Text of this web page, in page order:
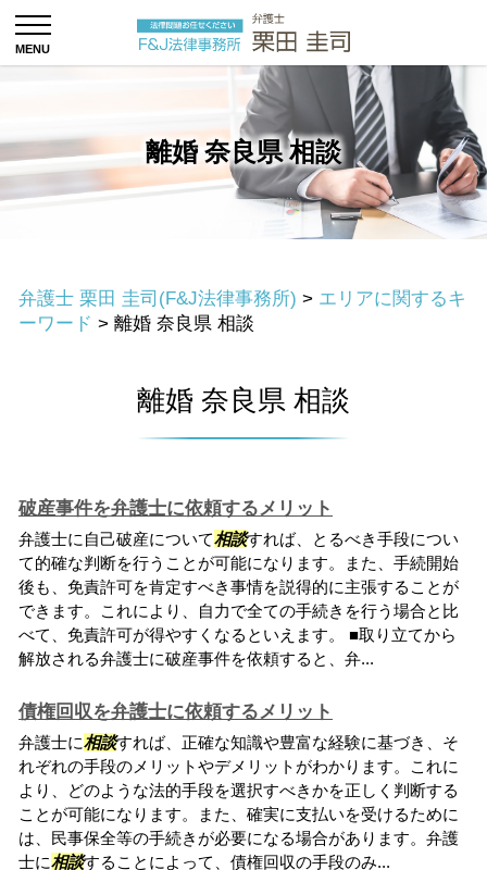
離婚 奈良県 相談
弁護士 栗田 圭司(F&J法律事務所) > エリアに関するキ
ーワード > 離婚 奈良県 相談
離婚 奈良県 相談
破産事件を弁護士に依頼するメリット
弁護士に自己破産について相談すれば、とるべき手段につい
て的確な判断を行うことが可能になります。また、手続開始
後も、免責許可を肯定すべき事情を説得的に主張することが
できます。これにより、自力で全ての手続きを行う場合と比
べて、免責許可が得やすくなるといえます。 ■取り立てから
解放される弁護士に破産事件を依頼すると、弁...
債権回収を弁護士に依頼するメリット
弁護士に相談すれば、正確な知識や豊富な経験に基づき、そ
れぞれの手段のメリットやデメリットがわかります。これに
より、どのような法的手段を選択すべきかを正しく判断する
ことが可能になります。また、確実に支払いを受けるために
は、民事保全等の手続きが必要になる場合があります。弁護
士に相談することによって、債権回収の手段のみ...